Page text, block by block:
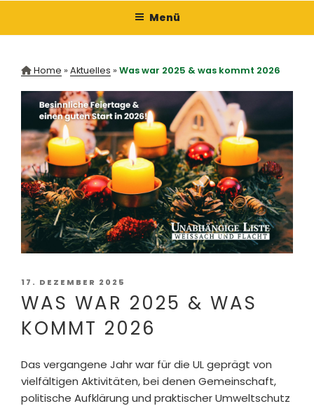
Menü
Home » Aktuelles » Was war 2025 & was kommt 2026
VERÖFFENTLICHT
AM
17. DEZEMBER 2025
WAS WAR 2025 & WAS
KOMMT 2026
Das vergangene Jahr war für die UL geprägt von
vielfältigen Aktivitäten, bei denen Gemeinschaft,
politische Aufklärung und praktischer Umweltschutz